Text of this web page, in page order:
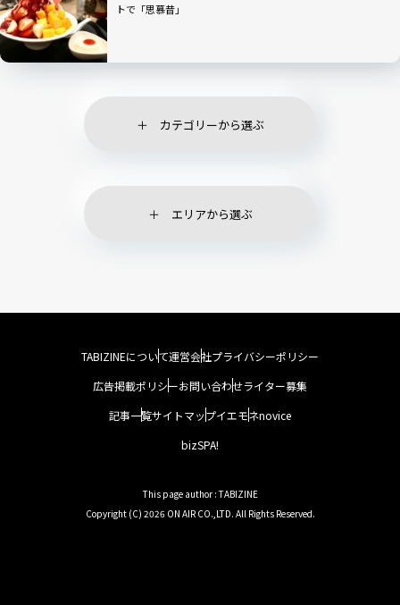
トで「思慕昔」
カテゴリーから選ぶ
エリアから選ぶ
TABIZINEについて運営会社プライバシーポリシー
広告掲載ポリシーお問い合わせライター募集
記事一覧サイトマップイエモネnovice
bizSPA!
This page author : TABIZINE
Copyright (C) 2026 ON AIR CO.,LTD. All Rights Reserved.